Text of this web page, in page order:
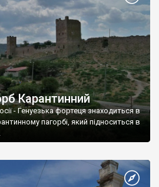
Карантинний
- Генуезька фортеця знаходиться в
пагорбі, який підноситься в